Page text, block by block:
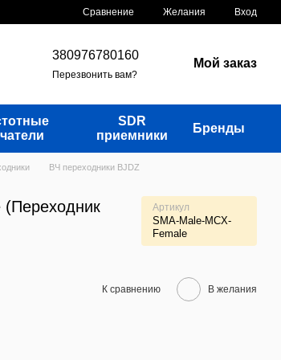
Сравнение Желания Вход
380976780160
Перезвонить вам?
Мой заказ
SDR
приемники
Бренды
ВЧ переходники BJDZ
(Переходник
Артикул
SMA-Male-MCX-
Female
К сравнению В желания